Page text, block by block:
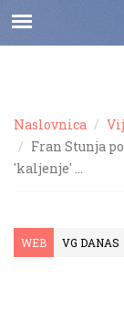
Naslovnica
Fran Stunja
'kaljenje' …
WEB VG DANAS